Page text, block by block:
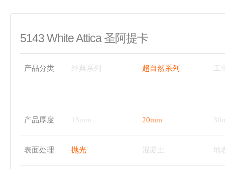
5143 White Attica 圣阿提卡
产品分类 经典系列 超自然系列
产品厚度 13mm 20mm
表面处理 抛光 混凝土 地